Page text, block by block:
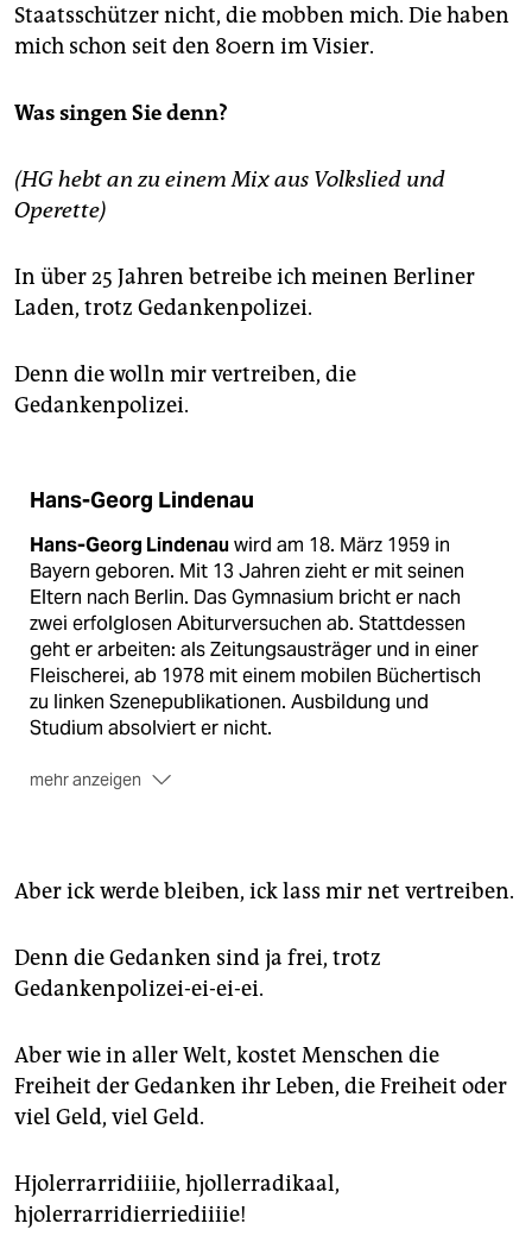
Staatsschützer nicht, die mobben mich. Die haben
mich schon seit den 80ern im Visier.
Was singen Sie denn?
(HG hebt an zu einem Mix aus Volkslied und
Operette)
In über 25 Jahren betreibe ich meinen Berliner
Laden, trotz Gedankenpolizei.
Denn die wolln mir vertreiben, die
Gedankenpolizei.
Hans-Georg Lindenau
Hans-Georg Lindenauwird am 18. März 1959 in
Bayern geboren. Mit 13 Jahren zieht er mit seinen
Eltern nach Berlin. Das Gymnasium bricht er nach
zwei erfolglosen Abiturversuchen ab. Stattdessen
geht er arbeiten: als Zeitungsausträger und in einer
Fleischerei, ab 1978 mit einem mobilen Büchertisch
zu linken Szenepublikationen. Ausbildung und
Studium absolviert er nicht.
mehr anzeigen
1989verunglückt Lindenau lebensgefährlich in
Kirche wiederbeleben. Sechs Wochen liegt er im
Koma, wacht querschnittsgelähmt auf. Die genauen
Unfallumstände bleiben unklar. Ein Leben als
ihn Bekannte.
In den 80ern ist Lindenau in der Hausbesetzerszene
aktiv und engagiert sich nach der politischen Wende
kämpft er gegen die gerade erfolgte Kündigung
seines Ladens.
Aber ick werde bleiben, ick lass mir net vertreiben.
Denn die Gedanken sind ja frei, trotz
Gedankenpolizei-ei-ei-ei.
Aber wie in aller Welt, kostet Menschen die
Freiheit der Gedanken ihr Leben, die Freiheit oder
viel Geld, viel Geld.
Hjolerrarridiiiie, hjollerradikaal,
hjolerrarridierriediiiie!